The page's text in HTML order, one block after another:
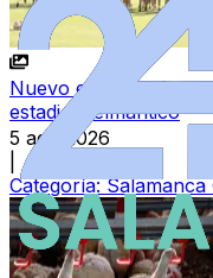
Nuevo entrenamiento
estadio Helmántico
5 ago 2026
Categoría:Salamanca